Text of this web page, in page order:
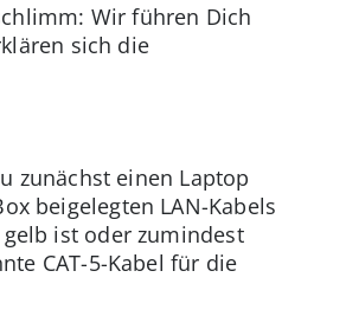
Wir führen Dich
sich die
zunächst einen Laptop
beigelegten LAN-Kabels
ist oder zumindest
CAT-5-Kabel für die